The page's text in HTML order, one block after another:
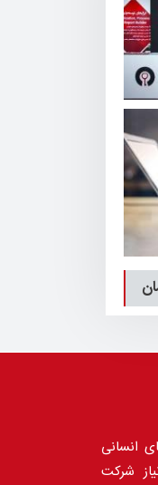
انسانی
شرکت